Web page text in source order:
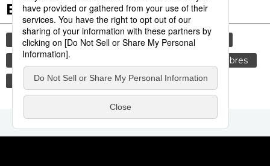
Etiquetas destacadas
cultura vida gastronomía
sociedad
comida
costumbres
política
genkan